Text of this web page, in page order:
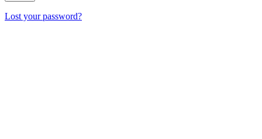
Lost your password?